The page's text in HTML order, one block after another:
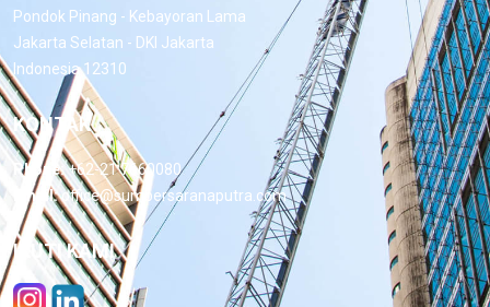
Pondok Pinang - Kebayoran Lama
Jakarta Selatan - DKI Jakarta
Indonesia 12310
KONTAK
Phone: +62-21 7660080
Email:office@sumbersaranaputra.com
IKUTI KAMI